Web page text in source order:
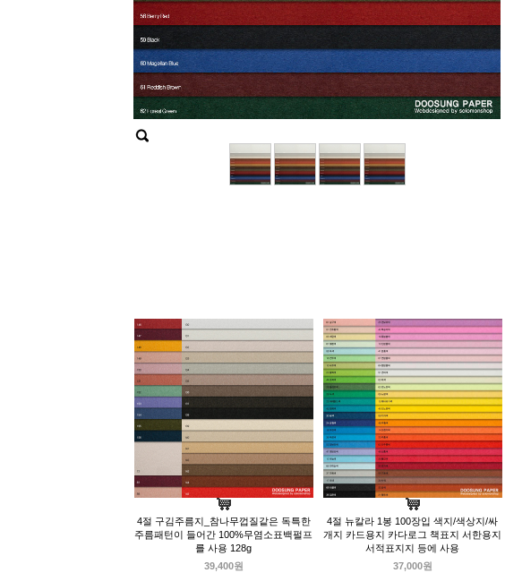
4절 구김주름지_참나무껍질같은 독특한
주름패턴이 들어간 100%무염소표백펄프
를 사용 128g
39,400원
4절 뉴칼라 1봉 100장입 색지/색상지/싸
개지 카드용지 카다로그 책표지 서한용지
서적표지지 등에 사용
37,000원